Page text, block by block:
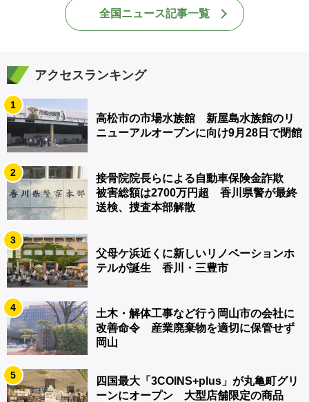
全国ニュース記事一覧
アクセスランキング
1
高松市の市場水族館 新屋島水族館のリ
ニューアルオープンに向け9月28日で閉館
2
接骨院院長らによる自動車保険金詐欺
被害総額は2700万円超 香川県警が最終
送検、捜査本部解散
3
父母ケ浜近くに新しいリノベーションホ
テルが誕生 香川・三豊市
4
土木・解体工事など行う岡山市の会社に
改善命令 産業廃棄物を適切に保管せず
岡山
5
四国最大「3COINS+plus」が丸亀町グリ
ーンにオープン 大型店舗限定の商品